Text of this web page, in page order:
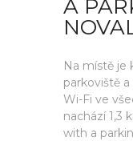
A
Na místě je
parkoviště
Wi-Fi ve
nachází 1,3
with a